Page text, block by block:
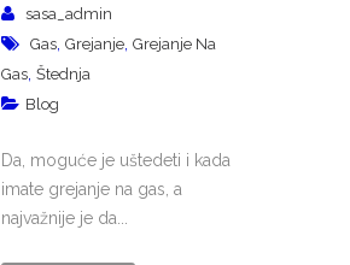
sasa_admin
Gas Grejanje Grejanje Na
Gas Štednja
Blog
Da, moguće je uštedeti i kada
imate grejanje na gas, a
najvažnije je da...